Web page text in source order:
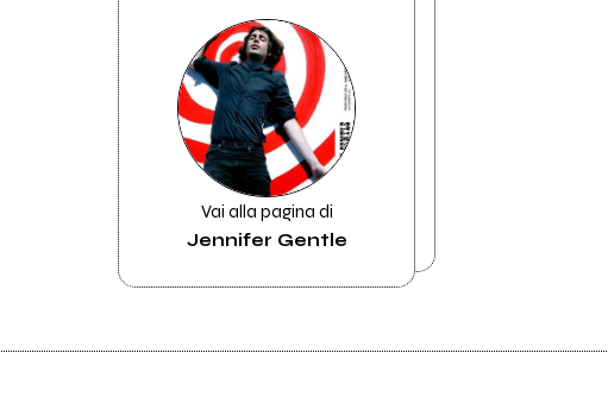
Vai alla pagina di
Jennifer Gentle